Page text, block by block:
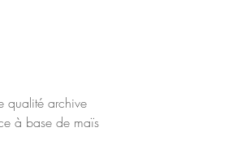
qualité archive
à base de maïs